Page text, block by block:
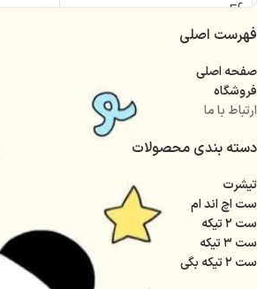
فهرست اصلی
صفحه اصلی
فروشگاه
ارتباط با ما
دسته بندی محصولات
تیشرت
ست اچ اند ام
ست ۲ تیکه
ست ۳ تیکه
ست ۲ تیکه بگی